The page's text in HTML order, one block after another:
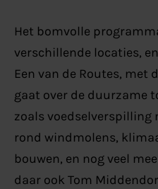
Het bomvolle
verschillende locaties,
Een van de Routes, met
gaat over de duurzame
zoals voedselverspilling
rond windmolens,
bouwen, en nog veel
daar ook Tom